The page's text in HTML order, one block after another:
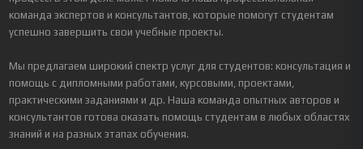
команда экспертов и консультантов, которые помогут студентам
успешно завершить свои учебные проекты.
Мы предлагаем широкий спектр услуг для студентов: консультация и
помощь с дипломными работами, курсовыми, проектами,
практическими заданиями и др. Наша команда опытных авторов и
консультантов готова оказать помощь студентам в любых областях
знаний и на разных этапах обучения.